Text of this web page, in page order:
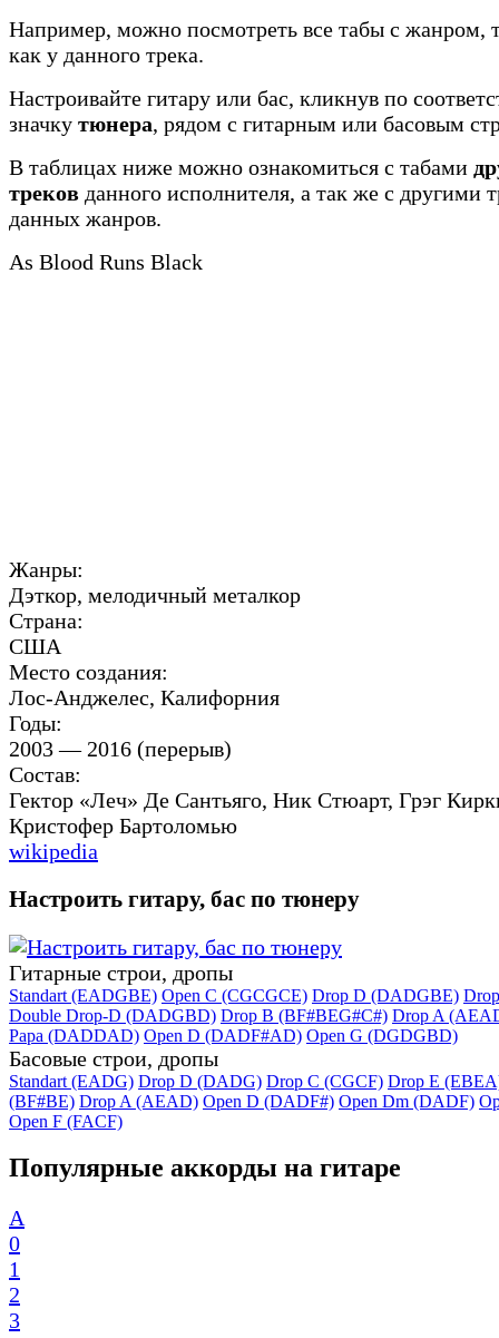
Например, можно посмотреть все табы с жанром,
как у данного трека.
Настроивайте гитару или бас, кликнув по
значку тюнера, рядом с гитарным или басовым
В таблицах ниже можно ознакомиться с табами
треков данного исполнителя, а так же с другими
данных жанров.
As Blood Runs Black
Жанры:
Дэткор, мелодичный металкор
Страна:
США
Место создания:
Лос-Анджелес, Калифорния
Годы:
2003 — 2016 (перерыв)
Состав:
Гектор «Леч» Де Сантьяго, Ник Стюарт, Грэг
Кристофер Бартоломью
wikipedia
Настроить гитару, бас по тюнеру
Гитарные строи, дропы
Standart (EADGBE) Open C (CGCGCE) Drop D (DADGBE)
Double Drop-D (DADGBD) Drop B (BF#BEG#C#) Drop A
Papa (DADDAD) Open D (DADF#AD) Open G (DGDGBD)
Басовые строи, дропы
Standart (EADG) Drop D (DADG) Drop C (CGCF) Drop E
(BF#BE) Drop A (AEAD) Open D (DADF#) Open Dm (DADF)
Open F (FACF)
Популярные аккорды на гитаре
A
0
1
2
3